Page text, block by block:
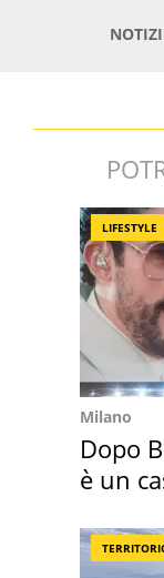
LIFESTYLE
Milano
Dopo
è un